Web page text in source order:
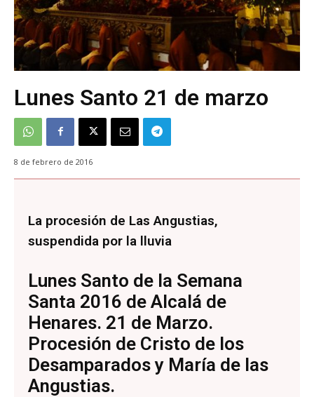
Lunes Santo 21 de marzo
8 de febrero de 2016
La procesión de Las Angustias,
suspendida por la lluvia
Lunes Santo de la Semana
Santa 2016 de Alcalá de
Henares. 21 de Marzo.
Procesión de Cristo de los
Desamparados y María de las
Angustias.